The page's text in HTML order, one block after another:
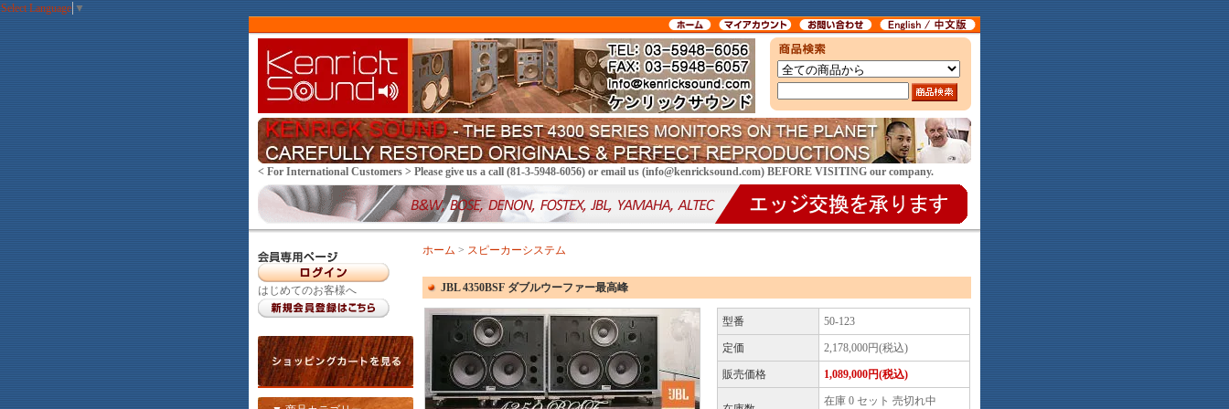
Select Language ▼
< For International Customers > Please give us a call (81-3-5948-6056) or email us (info@kenricksound.com) BEFORE VISITING our company.
はじめてのお客様へ
ホーム > スピーカーシステム
JBL 4350BSF ダブルウーファー最高峰
型番 50-123
定価 2,178,000円(税込)
販売価格 1,089,000円(税込)
在庫 0 セット 売切れ中